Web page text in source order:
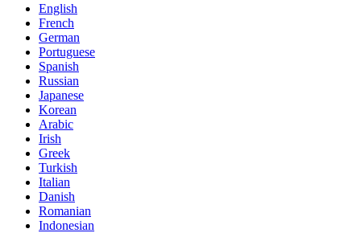
English
French
German
Portuguese
Spanish
Russian
Japanese
Korean
Arabic
Irish
Greek
Turkish
Italian
Danish
Romanian
Indonesian